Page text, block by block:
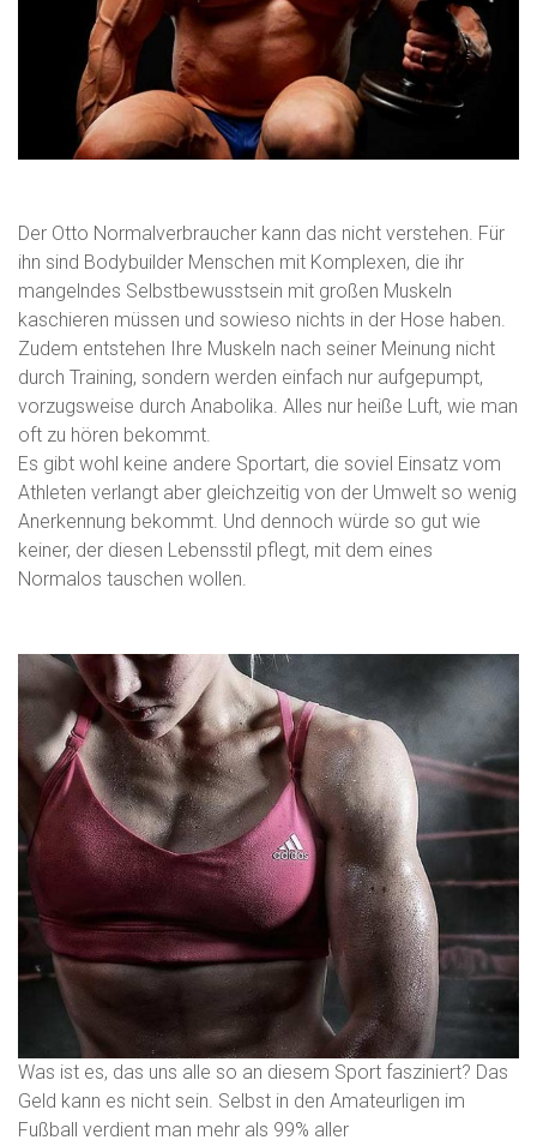
Der Otto Normalverbraucher kann das nicht verstehen. Für
ihn sind Bodybuilder Menschen mit Komplexen, die ihr
mangelndes Selbstbewusstsein mit großen Muskeln
kaschieren müssen und sowieso nichts in der Hose haben.
Zudem entstehen Ihre Muskeln nach seiner Meinung nicht
durch Training, sondern werden einfach nur aufgepumpt,
vorzugsweise durch Anabolika. Alles nur heiße Luft, wie man
oft zu hören bekommt.
Es gibt wohl keine andere Sportart, die soviel Einsatz vom
Athleten verlangt aber gleichzeitig von der Umwelt so wenig
Anerkennung bekommt. Und dennoch würde so gut wie
keiner, der diesen Lebensstil pflegt, mit dem eines
Normalos tauschen wollen.
Was ist es, das uns alle so an diesem Sport fasziniert? Das
Geld kann es nicht sein. Selbst in den Amateurligen im
Fußball verdient man mehr als 99% aller